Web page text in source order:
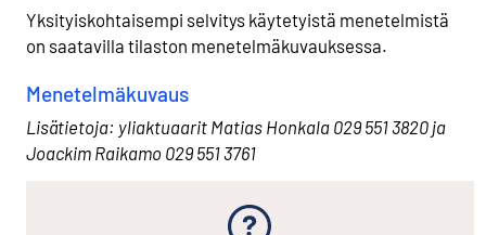
Yksityiskohtaisempi selvitys käytetyistä menetelmistä
on saatavilla tilaston menetelmäkuvauksessa.
Menetelmäkuvaus
Lisätietoja: yliaktuaarit Matias Honkala 029 551 3820 ja
Joackim Raikamo 029 551 3761